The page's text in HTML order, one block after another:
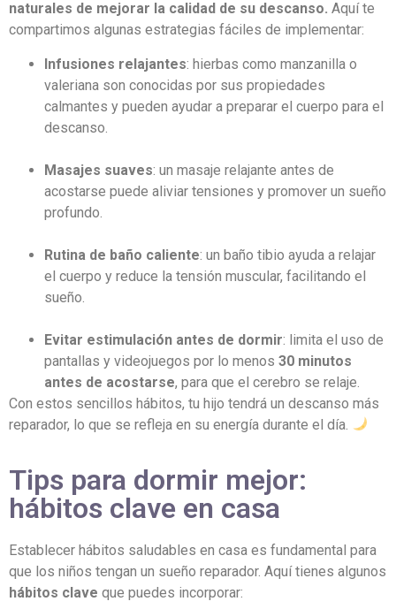
naturales de mejorar la calidad de su descanso. Aquí te
compartimos algunas estrategias fáciles de implementar:
Infusiones relajantes: hierbas como manzanilla o
valeriana son conocidas por sus propiedades
calmantes y pueden ayudar a preparar el cuerpo para el
descanso.
Masajes suaves: un masaje relajante antes de
acostarse puede aliviar tensiones y promover un sueño
profundo.
Rutina de baño caliente: un baño tibio ayuda a relajar
el cuerpo y reduce la tensión muscular, facilitando el
sueño.
Evitar estimulación antes de dormir: limita el uso de
pantallas y videojuegos por lo menos 30 minutos
antes de acostarse, para que el cerebro se relaje.
Con estos sencillos hábitos, tu hijo tendrá un descanso más
reparador, lo que se refleja en su energía durante el día.
Tips para dormir mejor:
hábitos clave en casa
Establecer hábitos saludables en casa es fundamental para
que los niños tengan un sueño reparador. Aquí tienes algunos
hábitos clave que puedes incorporar: